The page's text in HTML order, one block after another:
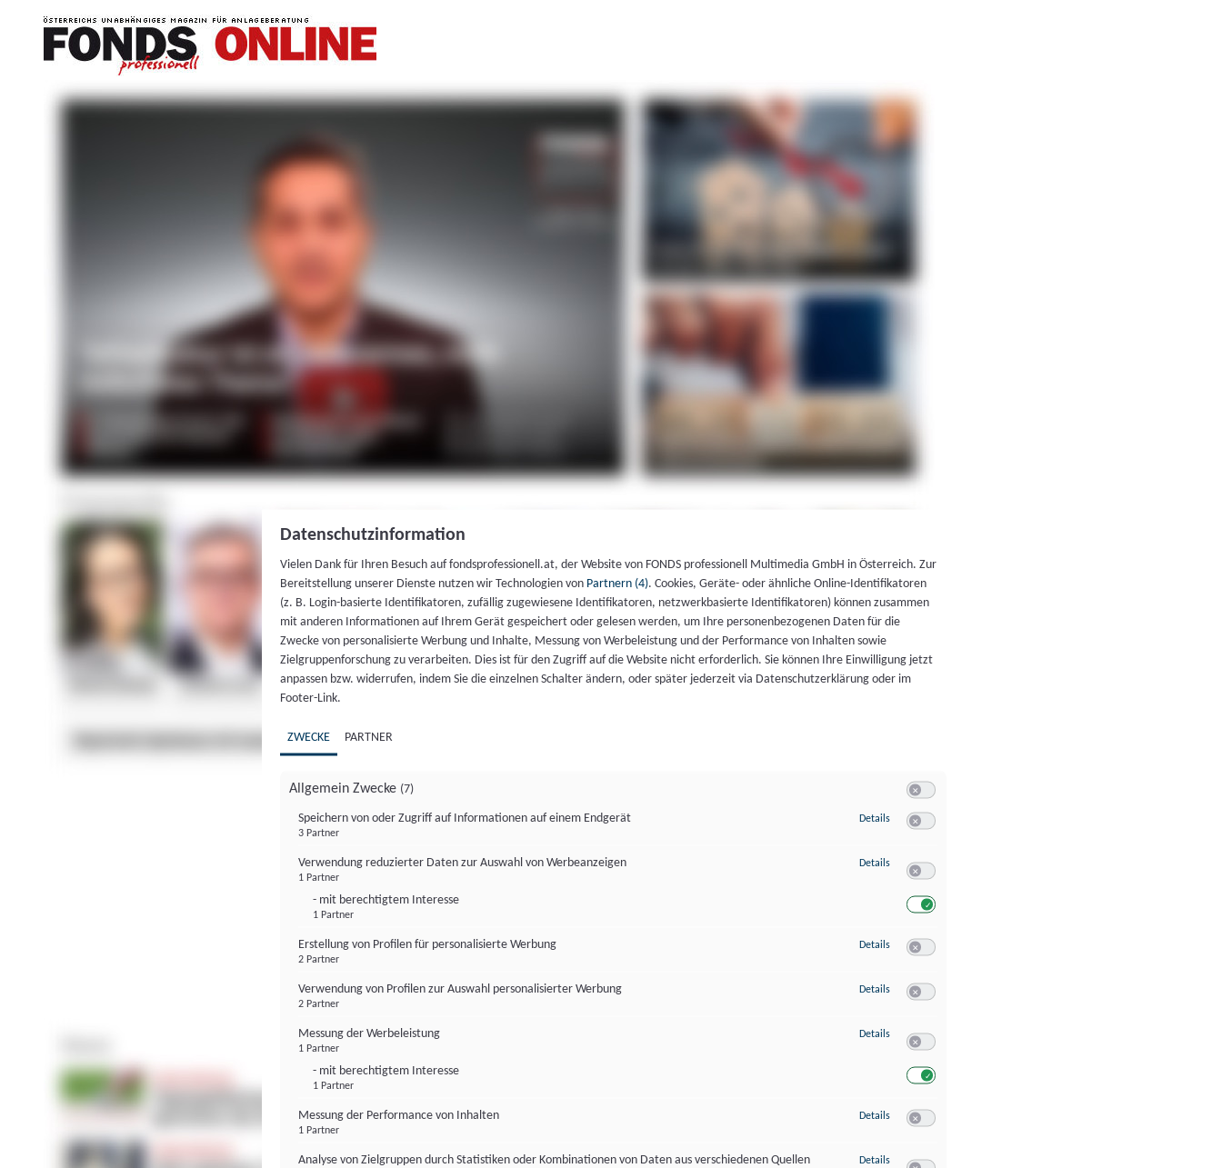
Datenschutzinformation
Vielen Dank für Ihren Besuch auf fondsprofessionell.at, der Website von FONDS professionell Multimedia GmbH in Österreich. Zur
Bereitstellung unserer Dienste nutzen wir Technologien von Partnern (4). Cookies, Geräte- oder ähnliche Online-Identifikatoren
(z. B. Login-basierte Identifikatoren, zufällig zugewiesene Identifikatoren, netzwerkbasierte Identifikatoren) können zusammen
mit anderen Informationen auf Ihrem Gerät gespeichert oder gelesen werden, um Ihre personenbezogenen Daten für die
Zwecke von personalisierte Werbung und Inhalte, Messung von Werbeleistung und der Performance von Inhalten sowie
Zielgruppenforschung zu verarbeiten. Dies ist für den Zugriff auf die Website nicht erforderlich. Sie können Ihre Einwilligung jetzt
anpassen bzw. widerrufen, indem Sie die einzelnen Schalter ändern, oder später jederzeit via Datenschutzerklärung oder im
Footer-Link.
ZWECKE PARTNER
Allgemein Zwecke (7)
Speichern von oder Zugriff auf Informationen auf einem Endgerät
3 Partner
Details zu Speichern von oder Zugriff auf Informationen auf einem Endgerät
Verwendung reduzierter Daten zur Auswahl von Werbeanzeigen
1 Partner
- mit berechtigtem Interesse
1 Partner
Details zu Verwendung reduzierter Daten zur Auswahl von Werbeanzeigen
Erstellung von Profilen für personalisierte Werbung
2 Partner
Details zu Erstellung von Profilen für personalisierte Werbung
Verwendung von Profilen zur Auswahl personalisierter Werbung
2 Partner
Details zu Verwendung von Profilen zur Auswahl personalisierter Werbung
Messung der Werbeleistung
1 Partner
- mit berechtigtem Interesse
1 Partner
Details zu Messung der Werbeleistung
Messung der Performance von Inhalten
1 Partner
Details zu Messung der Performance von Inhalten
Analyse von Zielgruppen durch Statistiken oder Kombinationen von Daten aus verschiedenen Quellen
Details zu Analyse von Zielgruppen durch Statistiken oder Kombinationen von